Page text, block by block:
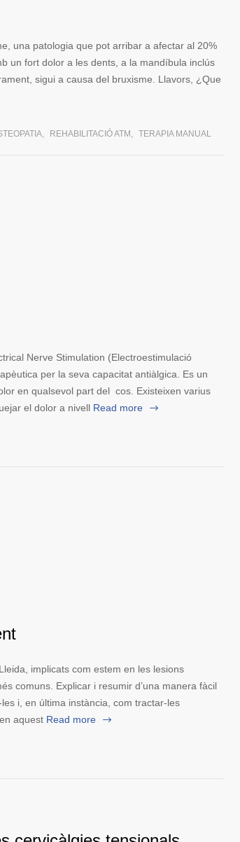
una patologia que pot arribar a afectar al 20%
un fort dolor a les dents, a la mandíbula inclús
sigui a causa del bruxisme. Llavors, ¿Que
, REHABILITACIÓ ATM , TERAPIA MANUAL
Nerve Stimulation (Electroestimulació
per la seva capacitat antiàlgica. Es un
en qualsevol part del cos. Existeixen varius
el dolor a nivell Read more
implicats com estem en les lesions
comuns. Explicar i resumir d’una manera fàcil
i, en última instància, com tractar-les
aquest Read more